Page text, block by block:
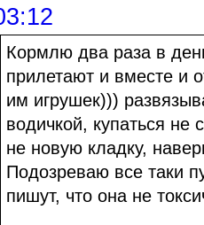
Кормлю два раза в
прилетают и вместе и
им игрушек)))
водичкой, купаться не
не новую кладку,
Подозреваю все таки
пишут, что она не